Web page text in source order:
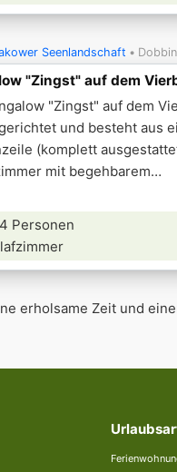
Seenlandschaft
"Zingst" auf dem
"Zingst" auf dem
und besteht aus
(komplett
mit begehbarem
Personen
erholsame Zeit und